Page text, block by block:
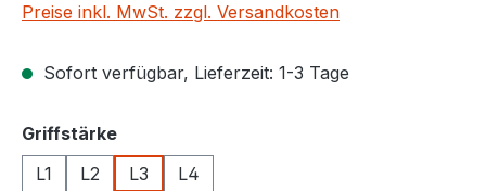
Preise inkl. MwSt. zzgl. Versandkosten
Sofort verfügbar, Lieferzeit: 1-3 Tage
Griffstärkeauswählen
L1
L2 L3 L4